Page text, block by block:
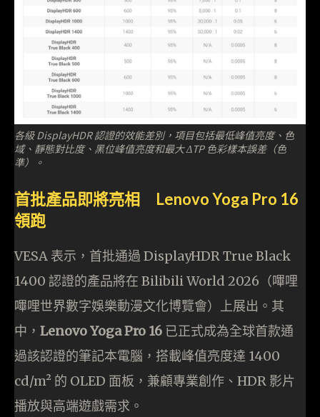
各級 DisplayHDR 認證的效能差別，項目包括最低峰值亮度、色
域、靜態對比度、黑位峰值亮度和最大 ΔTP 色彩樣本誤差（色
準）。
首批產品即將亮相 Lenovo Yoga Pro 16
領跑
VESA 表示，首批通過 DisplayHDR True Black
1400 認證的產品將在 Bilibili World 2026（嗶哩
嗶哩世界數字娛樂動漫文化博覽會）上展出。其
中， Lenovo Yoga Pro 16 已正式成為全球首款通
過該認證的筆記本電腦，搭載峰值亮度達 1400
cd/m² 的 OLED 面板，兼顧專業創作、HDR 影片
播放與高端遊戲需求。